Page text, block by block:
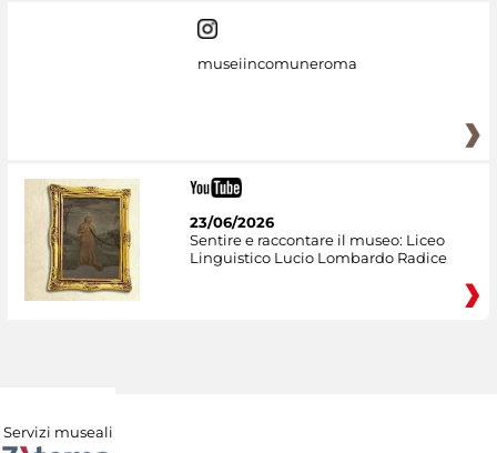
museiincomuneroma
23/06/2026
Sentire e raccontare il museo: Liceo
Linguistico Lucio Lombardo Radice
Servizi museali